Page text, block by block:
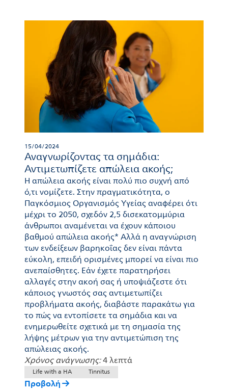
15/04/2024
Αναγνωρίζοντας τα σημάδια:
Αντιμετωπίζετε απώλεια ακοής;
Η απώλεια ακοής είναι πολύ πιο συχνή από
ό,τι νομίζετε. Στην πραγματικότητα, ο
Παγκόσμιος Οργανισμός Υγείας αναφέρει ότι
μέχρι το 2050, σχεδόν 2,5 δισεκατομμύρια
άνθρωποι αναμένεται να έχουν κάποιου
βαθμού απώλεια ακοής* Αλλά η αναγνώριση
των ενδείξεων βαρηκοΐας δεν είναι πάντα
εύκολη, επειδή ορισμένες μπορεί να είναι πιο
ανεπαίσθητες. Εάν έχετε παρατηρήσει
αλλαγές στην ακοή σας ή υποψιάζεστε ότι
κάποιος γνωστός σας αντιμετωπίζει
προβλήματα ακοής, διαβάστε παρακάτω για
το πώς να εντοπίσετε τα σημάδια και να
ενημερωθείτε σχετικά με τη σημασία της
λήψης μέτρων για την αντιμετώπιση της
απώλειας ακοής.
Χρόνος ανάγνωσης:4 λεπτά
Life with a HA Tinnitus
Προβολή